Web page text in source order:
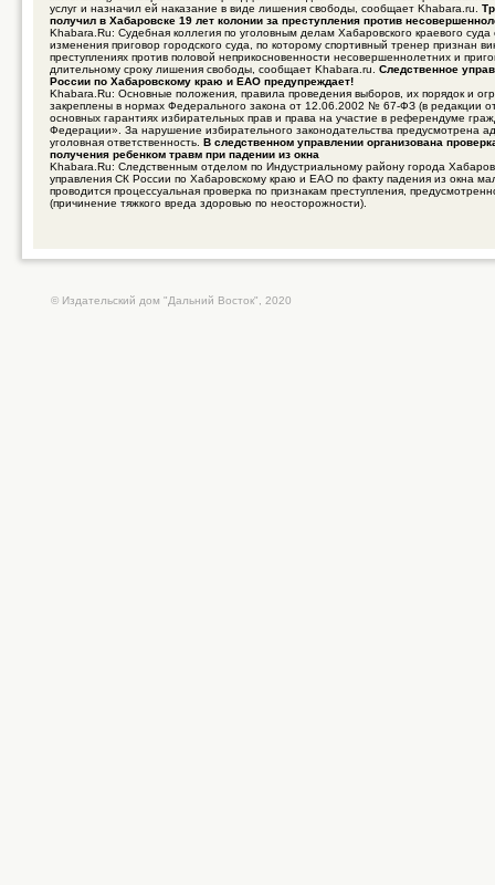
услуг и назначил ей наказание в виде лишения свободы, сообщает Khabara.ru.
получил в Хабаровске 19 лет колонии за преступления против
Khabara.Ru: Судебная коллегия по уголовным делам Хабаровского краевого суда
изменения приговор городского суда, по которому спортивный тренер признан
преступлениях против половой неприкосновенности несовершеннолетних и
длительному сроку лишения свободы, сообщает Khabara.ru. Следственное
России по Хабаровскому краю и ЕАО предупреждает!
Khabara.Ru: Основные положения, правила проведения выборов, их порядок и
закреплены в нормах Федерального закона от 12.06.2002 № 67-ФЗ (в редакции
основных гарантиях избирательных прав и права на участие в референдуме
Федерации». За нарушение избирательного законодательства предусмотрена
уголовная ответственность. В следственном управлении организована
получения ребенком травм при падении из окна
Khabara.Ru: Следственным отделом по Индустриальному району города
управления СК России по Хабаровскому краю и ЕАО по факту падения из окна
проводится процессуальная проверка по признакам преступления,
(причинение тяжкого вреда здоровью по неосторожности).
© Издательский дом "Дальний Восток", 2020